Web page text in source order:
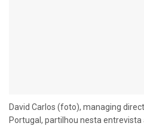
David Carlos (foto), managing
Portugal, partilhou nesta